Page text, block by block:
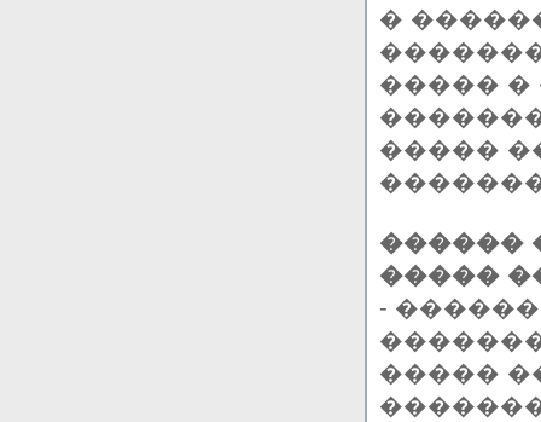
�
����� �
�����
������
�����
-
�����